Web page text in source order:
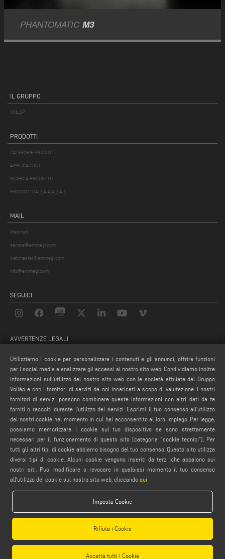
PHANTOMATIC M3
IL GRUPPO
VOILÀP
PRODOTTI
CATEGORIE PRODOTTI
APPLICAZIONI
RICERCA PRODOTTO
PRODOTTI DALLA A ALLA Z
MAIL
Webmail
service@emmegi.com
webmaster@emmegi.com
info@emmegi.com
SEGUICI
AVVERTENZE LEGALI
NOTE LEGALI
COMPLIANCE
COOKIE POLICY
CONDIZIONI GENERALI DI VENDITA
IMPOSTAZIONE COOKIES
CONDIZIONI GENERALI DI DISTRIBUZIONE
Emmegi S.p.a. - Via Archimede, 10 - 41019 - Limidi di Soliera (MO) - ITALY -
tel +39 059 895411- P.Iva/C.Fisc 01978870366
Capitale Sociale € 2.080.000,00 i.v. - Nr. Identificazione I.V.A. IT 01978870366 - R.I.
Modena 01978870366 - R.E.A Modena 256411
Utilizziamo i cookie per personalizzare i contenuti e gli annunci, offrire funzioni
per i social media e analizzare gli accessi al nostro sito web. Condividiamo inoltre
informazioni sull'utilizzo del nostro sito web con le società affiliate del Gruppo
Voilàp e con i fornitori di servizi da noi incaricati a scopo di valutazione. I nostri
fornitori di servizi possono combinare queste informazioni con altri dati da te
forniti o raccolti durante l'utilizzo dei servizi. Esprimi il tuo consenso all'utilizzo
dei nostri cookie nel momento in cui hai acconsentito al loro impiego. Per legge,
possiamo memorizzare i cookie sul tuo dispositivo se sono strettamente
necessari per il funzionamento di questo sito [categoria “cookie tecnici”]. Per
tutti gli altri tipi di cookie abbiamo bisogno del tuo consenso. Questo sito utilizza
diversi tipi di cookie. Alcuni cookie vengono inseriti da terzi che appaiono sui
nostri siti. Puoi modificare o revocare in qualsiasi momento il tuo consenso
all'utilizzo dei cookie sul nostro sito web, cliccando qui
Imposta Cookie
Rifiuta i Cookie
Accetta tutti i Cookie